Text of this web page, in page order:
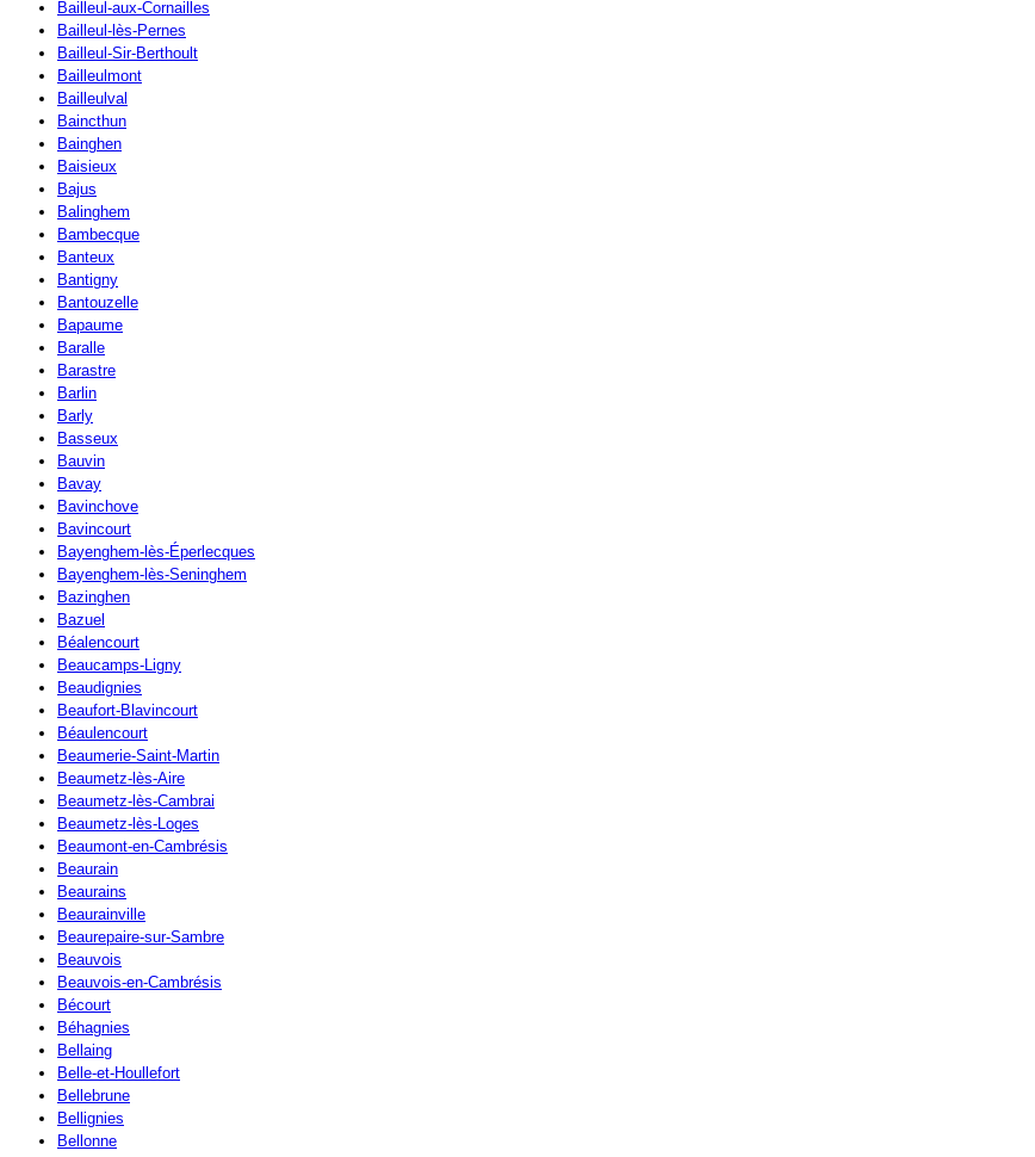
Bailleul-aux-Cornailles
Bailleul-lès-Pernes
Bailleul-Sir-Berthoult
Bailleulmont
Bailleulval
Baincthun
Bainghen
Baisieux
Bajus
Balinghem
Bambecque
Banteux
Bantigny
Bantouzelle
Bapaume
Baralle
Barastre
Barlin
Barly
Basseux
Bauvin
Bavay
Bavinchove
Bavincourt
Bayenghem-lès-Éperlecques
Bayenghem-lès-Seninghem
Bazinghen
Bazuel
Béalencourt
Beaucamps-Ligny
Beaudignies
Beaufort-Blavincourt
Béaulencourt
Beaumerie-Saint-Martin
Beaumetz-lès-Aire
Beaumetz-lès-Cambrai
Beaumetz-lès-Loges
Beaumont-en-Cambrésis
Beaurain
Beaurains
Beaurainville
Beaurepaire-sur-Sambre
Beauvois
Beauvois-en-Cambrésis
Bécourt
Béhagnies
Bellaing
Belle-et-Houllefort
Bellebrune
Bellignies
Bellonne